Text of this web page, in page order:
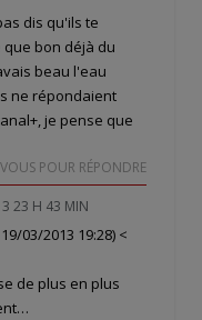
dis qu'ils te
bon déjà du
beau l'eau
ne répondaient
je pense que
POUR RÉPONDRE
23 H 43 MIN
03/2013 19:28) <
de plus en plus